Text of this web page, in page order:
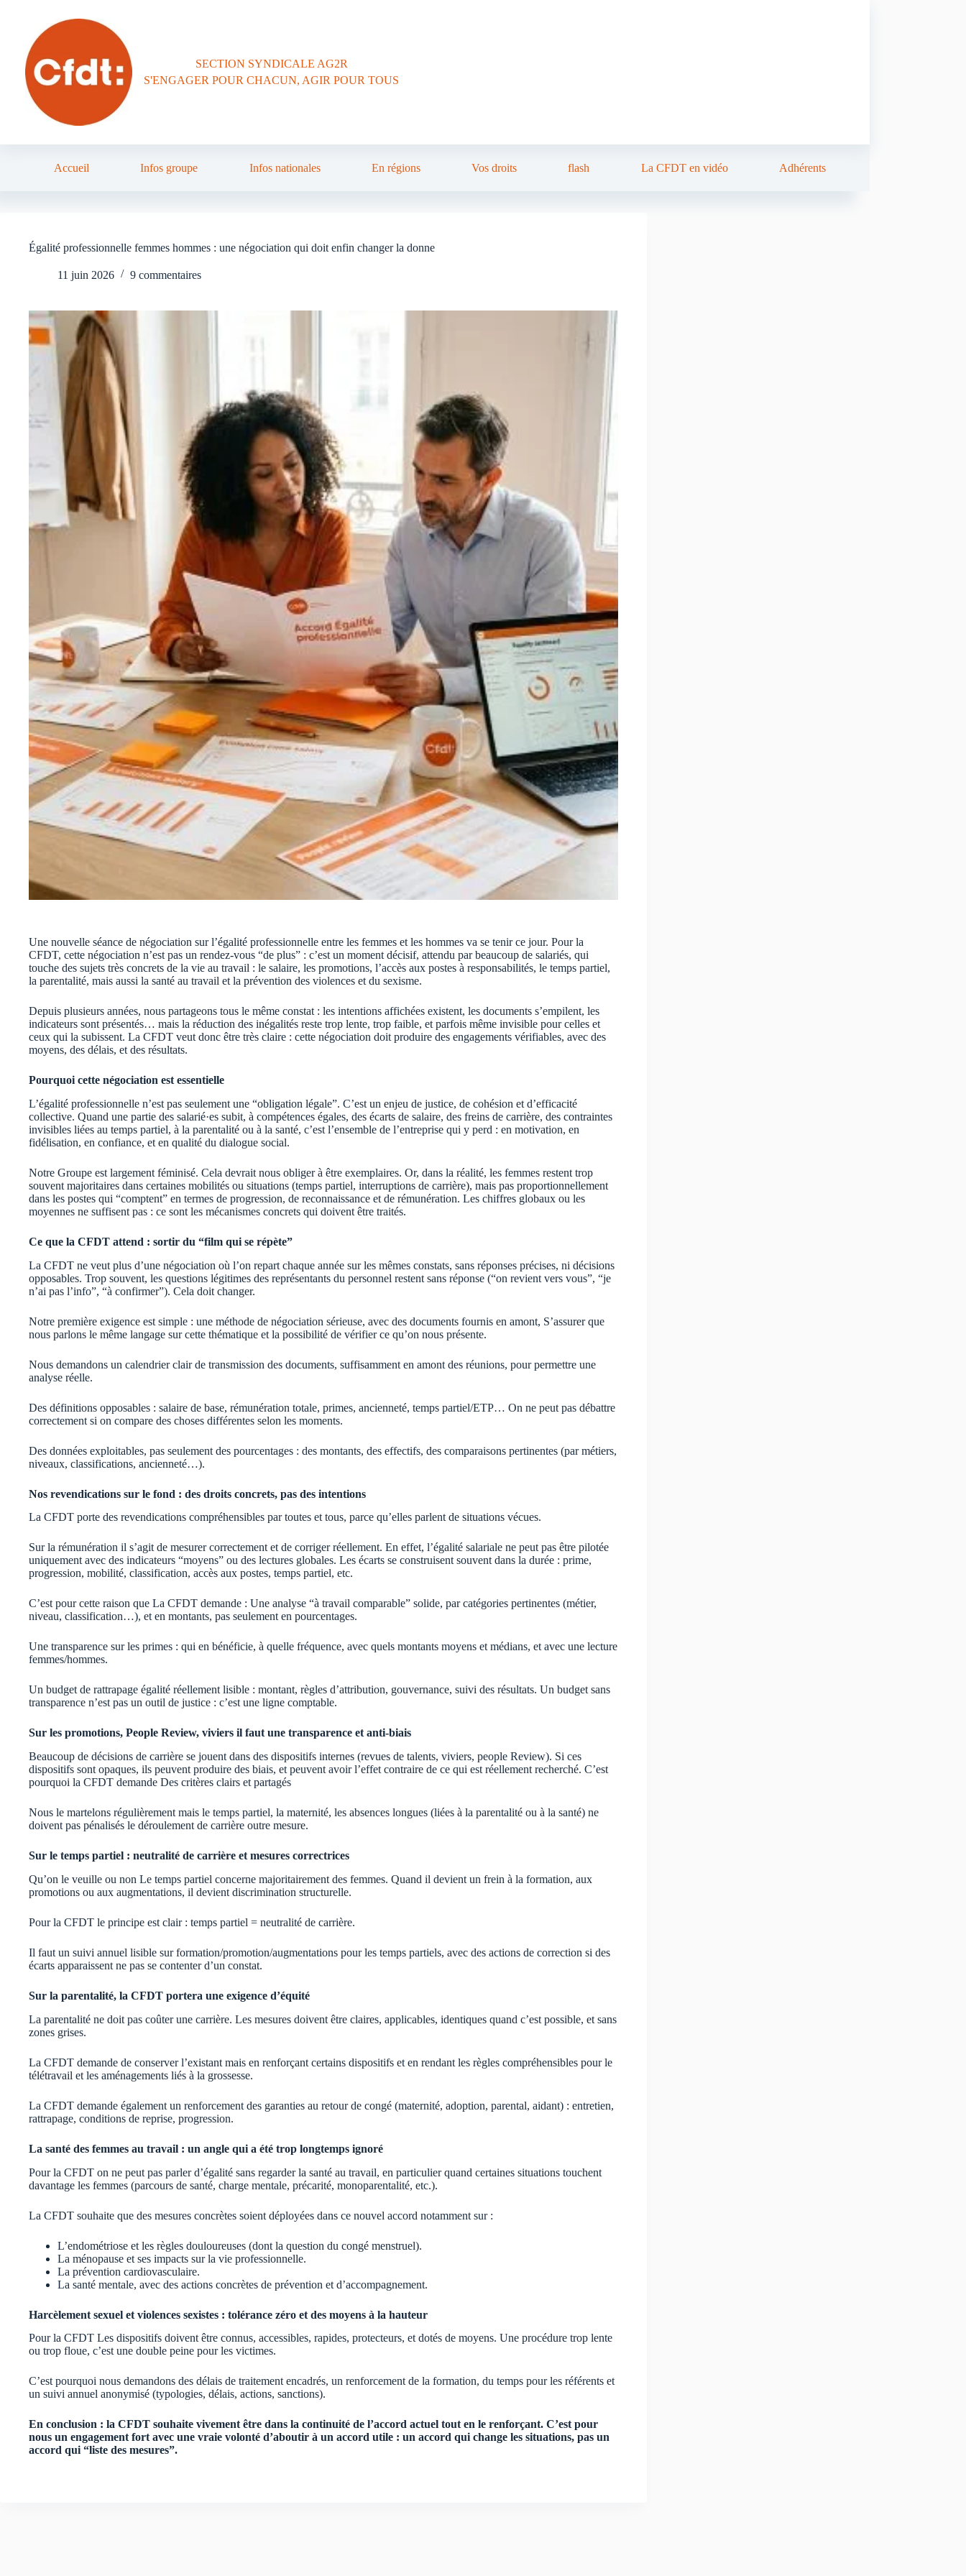
SECTION SYNDICALE AG2R
S'ENGAGER POUR CHACUN, AGIR POUR TOUS
Accueil Infos groupe Infos nationales En régions Vos droits flash La CFDT en vidéo Adhérents
Égalité professionnelle femmes hommes : une négociation qui doit enfin changer la donne
11 juin 2026 9 commentaires
Une nouvelle séance de négociation sur l’égalité professionnelle entre les femmes et les hommes va se tenir ce jour. Pour la
CFDT, cette négociation n’est pas un rendez-vous “de plus” : c’est un moment décisif, attendu par beaucoup de salariés, qui
touche des sujets très concrets de la vie au travail : le salaire, les promotions, l’accès aux postes à responsabilités, le temps partiel,
la parentalité, mais aussi la santé au travail et la prévention des violences et du sexisme.
Depuis plusieurs années, nous partageons tous le même constat : les intentions affichées existent, les documents s’empilent, les
indicateurs sont présentés… mais la réduction des inégalités reste trop lente, trop faible, et parfois même invisible pour celles et
ceux qui la subissent. La CFDT veut donc être très claire : cette négociation doit produire des engagements vérifiables, avec des
moyens, des délais, et des résultats.
Pourquoi cette négociation est essentielle
L’égalité professionnelle n’est pas seulement une “obligation légale”. C’est un enjeu de justice, de cohésion et d’efficacité
collective. Quand une partie des salarié·es subit, à compétences égales, des écarts de salaire, des freins de carrière, des contraintes
invisibles liées au temps partiel, à la parentalité ou à la santé, c’est l’ensemble de l’entreprise qui y perd : en motivation, en
fidélisation, en confiance, et en qualité du dialogue social.
Notre Groupe est largement féminisé. Cela devrait nous obliger à être exemplaires. Or, dans la réalité, les femmes restent trop
souvent majoritaires dans certaines mobilités ou situations (temps partiel, interruptions de carrière), mais pas proportionnellement
dans les postes qui “comptent” en termes de progression, de reconnaissance et de rémunération. Les chiffres globaux ou les
moyennes ne suffisent pas : ce sont les mécanismes concrets qui doivent être traités.
Ce que la CFDT attend : sortir du “film qui se répète”
La CFDT ne veut plus d’une négociation où l’on repart chaque année sur les mêmes constats, sans réponses précises, ni décisions
opposables. Trop souvent, les questions légitimes des représentants du personnel restent sans réponse (“on revient vers vous”, “je
n’ai pas l’info”, “à confirmer”). Cela doit changer.
Notre première exigence est simple : une méthode de négociation sérieuse, avec des documents fournis en amont, S’assurer que
nous parlons le même langage sur cette thématique et la possibilité de vérifier ce qu’on nous présente.
Nous demandons un calendrier clair de transmission des documents, suffisamment en amont des réunions, pour permettre une
analyse réelle.
Des définitions opposables : salaire de base, rémunération totale, primes, ancienneté, temps partiel/ETP… On ne peut pas débattre
correctement si on compare des choses différentes selon les moments.
Des données exploitables, pas seulement des pourcentages : des montants, des effectifs, des comparaisons pertinentes (par métiers,
niveaux, classifications, ancienneté…).
Nos revendications sur le fond : des droits concrets, pas des intentions
La CFDT porte des revendications compréhensibles par toutes et tous, parce qu’elles parlent de situations vécues.
Sur la rémunération il s’agit de mesurer correctement et de corriger réellement. En effet, l’égalité salariale ne peut pas être pilotée
uniquement avec des indicateurs “moyens” ou des lectures globales. Les écarts se construisent souvent dans la durée : prime,
progression, mobilité, classification, accès aux postes, temps partiel, etc.
C’est pour cette raison que La CFDT demande : Une analyse “à travail comparable” solide, par catégories pertinentes (métier,
niveau, classification…), et en montants, pas seulement en pourcentages.
Une transparence sur les primes : qui en bénéficie, à quelle fréquence, avec quels montants moyens et médians, et avec une lecture
femmes/hommes.
Un budget de rattrapage égalité réellement lisible : montant, règles d’attribution, gouvernance, suivi des résultats. Un budget sans
transparence n’est pas un outil de justice : c’est une ligne comptable.
Sur les promotions, People Review, viviers il faut une transparence et anti-biais
Beaucoup de décisions de carrière se jouent dans des dispositifs internes (revues de talents, viviers, people Review). Si ces
dispositifs sont opaques, ils peuvent produire des biais, et peuvent avoir l’effet contraire de ce qui est réellement recherché. C’est
pourquoi la CFDT demande Des critères clairs et partagés
Nous le martelons régulièrement mais le temps partiel, la maternité, les absences longues (liées à la parentalité ou à la santé) ne
doivent pas pénalisés le déroulement de carrière outre mesure.
Sur le temps partiel : neutralité de carrière et mesures correctrices
Qu’on le veuille ou non Le temps partiel concerne majoritairement des femmes. Quand il devient un frein à la formation, aux
promotions ou aux augmentations, il devient discrimination structurelle.
Pour la CFDT le principe est clair : temps partiel = neutralité de carrière.
Il faut un suivi annuel lisible sur formation/promotion/augmentations pour les temps partiels, avec des actions de correction si des
écarts apparaissent ne pas se contenter d’un constat.
Sur la parentalité, la CFDT portera une exigence d’équité
La parentalité ne doit pas coûter une carrière. Les mesures doivent être claires, applicables, identiques quand c’est possible, et sans
zones grises.
La CFDT demande de conserver l’existant mais en renforçant certains dispositifs et en rendant les règles compréhensibles pour le
télétravail et les aménagements liés à la grossesse.
La CFDT demande également un renforcement des garanties au retour de congé (maternité, adoption, parental, aidant) : entretien,
rattrapage, conditions de reprise, progression.
La santé des femmes au travail : un angle qui a été trop longtemps ignoré
Pour la CFDT on ne peut pas parler d’égalité sans regarder la santé au travail, en particulier quand certaines situations touchent
davantage les femmes (parcours de santé, charge mentale, précarité, monoparentalité, etc.).
La CFDT souhaite que des mesures concrètes soient déployées dans ce nouvel accord notamment sur :
L’endométriose et les règles douloureuses (dont la question du congé menstruel).
La ménopause et ses impacts sur la vie professionnelle.
La prévention cardiovasculaire.
La santé mentale, avec des actions concrètes de prévention et d’accompagnement.
Harcèlement sexuel et violences sexistes : tolérance zéro et des moyens à la hauteur
Pour la CFDT Les dispositifs doivent être connus, accessibles, rapides, protecteurs, et dotés de moyens. Une procédure trop lente
ou trop floue, c’est une double peine pour les victimes.
C’est pourquoi nous demandons des délais de traitement encadrés, un renforcement de la formation, du temps pour les référents et
un suivi annuel anonymisé (typologies, délais, actions, sanctions).
En conclusion : la CFDT souhaite vivement être dans la continuité de l’accord actuel tout en le renforçant. C’est pour
nous un engagement fort avec une vraie volonté d’aboutir à un accord utile : un accord qui change les situations, pas un
accord qui “liste des mesures”.